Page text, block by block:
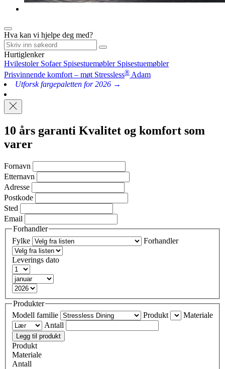
Hva kan vi hjelpe deg med?
Hurtiglenker
Hvilestoler Sofaer Spisestuemøbler Spisestuemøbler
Prisvinnende komfort – møt Stressless® Adam
Utforsk fargepaletten for 2026 →
10 års garanti Kvalitet og komfort som
varer
Fornavn
Etternavn
Adresse
Postkode
Sted
Email
Forhandler
Fylke
Forhandler
Leverings dato
Produkter
Modell familie
Produkt
Materiale
Antall
Produkt
Materiale
Antall